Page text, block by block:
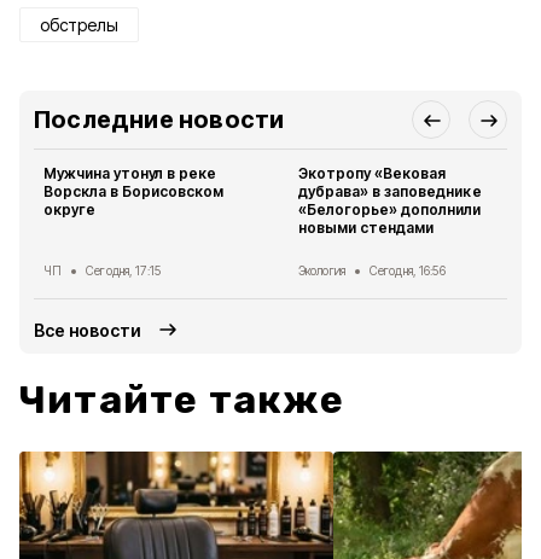
обстрелы
Последние новости
Мужчина утонул в реке
Ворскла в Борисовском
округе
ЧП Сегодня, 17:15
Экотропу «Вековая
дубрава» в заповеднике
«Белогорье» дополнили
новыми стендами
Экология Сегодня, 16:56
Все новости
Читайте также